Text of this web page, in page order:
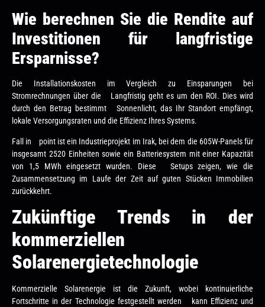
Wie berechnen Sie die Rendite auf
Investitionen für langfristige
Ersparnisse?
Die Installationskosten im Vergleich zu Einsparungen bei
Stromrechnungen über die Langfristig geht es um den ROI. Dies wird
durch den Betrag bestimmt Sonnenlicht, das Ihr Standort empfängt,
lokale Versorgungsraten und die Effizienz Ihres Systems.
Fall in point ist ein Industrieprojekt im Irak, bei dem die 605W-Panels für
insgesamt 2520 Einheiten sowie ein Batteriesystem mit einer Kapazität
von 1,5 MWh eingesetzt wurden. Diese Setups zeigen, wie die
Zusammensetzung im Laufe der Zeit auf guten Stücken Immobilien
zurückkehrt.
Zukünftige Trends in der
kommerziellen
Solarenergietechnologie
Kommerzielle Solarenergie ist die Zukunft, wobei kontinuierliche
Fortschritte in der Technologie festgestellt werden kann Effizienz und